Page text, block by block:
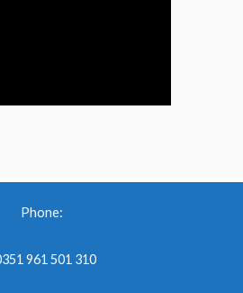
Phone:
961 501 310